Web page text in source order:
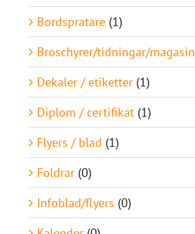
Bordspratare (1)
Broschyrer/tidningar/magasin
Dekaler / etiketter (1)
Diplom / certifikat (1)
Flyers / blad (1)
Foldrar (0)
Infoblad/flyers (0)